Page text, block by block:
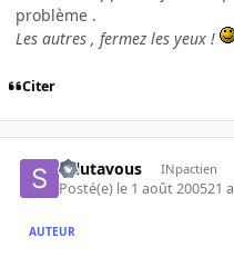
problème .
Les autres , fermez les yeux !
Citer
salutavous INpactien
Posté(e) le 1 août 200521 a
AUTEUR